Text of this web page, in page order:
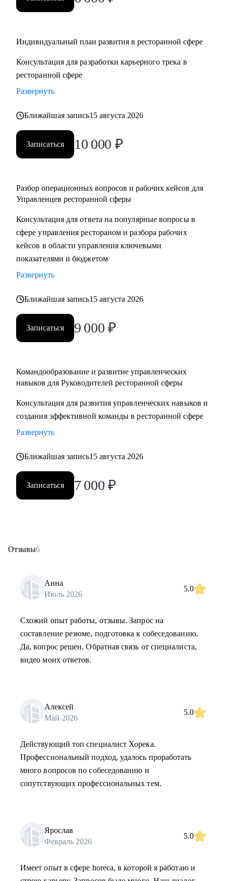
• Управляющим, Директорам и менеджерам ресторанов
Индивидуальный план развития в ресторанной сфере
Консультация для разработки карьерного трека в
ресторанной сфере
Развернуть
Ближайшая запись15 августа 2026
Записаться 10 000 ₽
Разбор операционных вопросов и рабочих кейсов для
Управленцев ресторанной сферы
Консультация для ответа на популярные вопросы в
сфере управления рестораном и разбора рабочих
кейсов в области управления ключевыми
показателями и бюджетом
Развернуть
Ближайшая запись15 августа 2026
Записаться 9 000 ₽
Командообразование и развитие управленческих
навыков для Руководителей ресторанной сферы
Консультация для развития управленческих навыков и
создания эффективной команды в ресторанной сфере
Развернуть
Ближайшая запись15 августа 2026
Записаться 7 000 ₽
Отзывы6
Анна
Июль 2026
5.0
Схожий опыт работы, отзывы. Запрос на
составление резюме, подготовка к собеседованию.
Да, вопрос решен. Обратная связь от специалиста,
видео моих ответов.
Алексей
Май 2026
5.0
Действующий топ специалист Хорека.
Профессиональный подход, удалось проработать
много вопросов по собеседованию и
сопутствующих профессиональных тем.
Ярослав
Февраль 2026
5.0
Имеет опыт в сфере horeca, в которой я работаю и